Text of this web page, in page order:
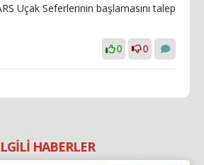
Uçak Seferlerinin başlamasını talep
0 0
HABERLER